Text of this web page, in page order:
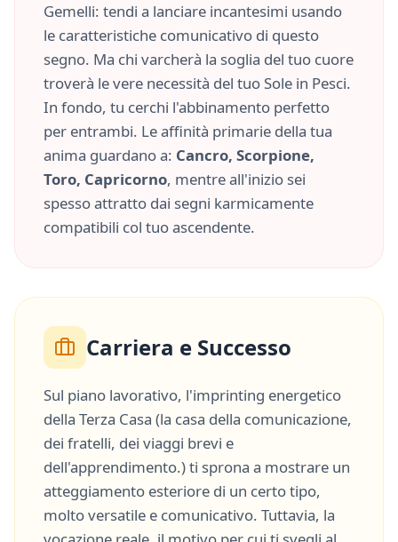
Gemelli: tendi a lanciare incantesimi usando
le caratteristiche comunicativo di questo
segno. Ma chi varcherà la soglia del tuo cuore
troverà le vere necessità del tuo Sole in Pesci.
In fondo, tu cerchi l'abbinamento perfetto
per entrambi. Le affinità primarie della tua
anima guardano a: Cancro, Scorpione,
Toro, Capricorno, mentre all'inizio sei
spesso attratto dai segni karmicamente
compatibili col tuo ascendente.
Carriera e Successo
Sul piano lavorativo, l'imprinting energetico
della Terza Casa (la casa della comunicazione,
dei fratelli, dei viaggi brevi e
dell'apprendimento.) ti sprona a mostrare un
atteggiamento esteriore di un certo tipo,
moltoversatile e comunicativo. Tuttavia, la